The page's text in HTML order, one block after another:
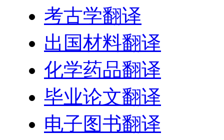
考古学翻译
出国材料翻译
化学药品翻译
毕业论文翻译
电子图书翻译